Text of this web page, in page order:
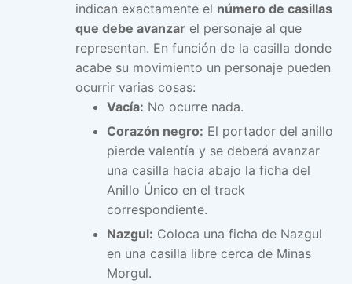
indican exactamente el número de casillas
que debe avanzar el personaje al que
representan. En función de la casilla donde
acabe su movimiento un personaje pueden
ocurrir varias cosas:
Vacía: No ocurre nada.
Corazón negro: El portador del anillo
pierde valentía y se deberá avanzar
una casilla hacia abajo la ficha del
Anillo Único en el track
correspondiente.
Nazgul: Coloca una ficha de Nazgul
en una casilla libre cerca de Minas
Morgul.